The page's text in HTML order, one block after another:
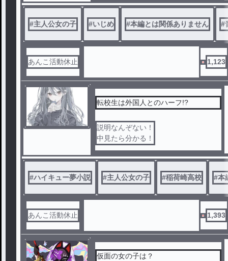
#主人公女の子 #いじめ #本編とは関係ありません #
あんこ活動休止 1,123
転校生は外国人とのハーフ!?
説明なんぞない！
中見たら分かる！
#ハイキュー夢小説 #主人公女の子 #稲荷崎高校 #本
あんこ活動休止 1,393
仮面の女の子は？